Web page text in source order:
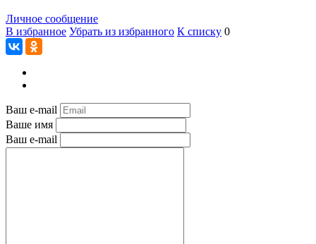
Личное сообщение
В избранное Убрать из избранного К списку 0
Ваш e-mail
Ваше имя
Ваш e-mail